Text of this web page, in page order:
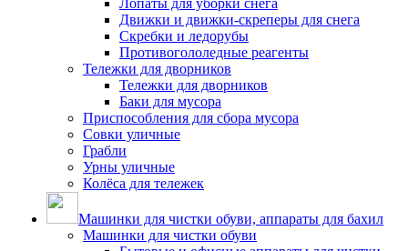
Лопаты для уборки снега
Движки и движки-скреперы для снега
Скребки и ледорубы
Противогололедные реагенты
Тележки для дворников
Тележки для дворников
Баки для мусора
Приспособления для сбора мусора
Совки уличные
Грабли
Урны уличные
Колёса для тележек
Машинки для чистки обуви, аппараты для бахил
Машинки для чистки обуви